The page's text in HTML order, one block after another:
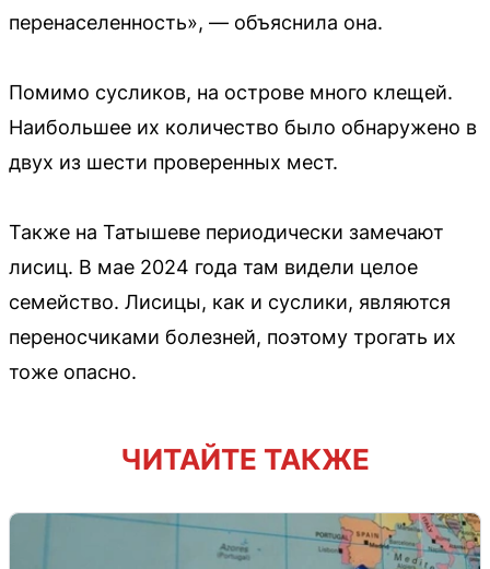
перенаселенность», — объяснила она.
Помимо сусликов, на острове много клещей.
Наибольшее их количество было обнаружено в
двух из шести проверенных мест.
Также на Татышеве периодически замечают
лисиц. В мае 2024 года там видели целое
семейство. Лисицы, как и суслики, являются
переносчиками болезней, поэтому трогать их
тоже опасно.
ЧИТАЙТЕ ТАКЖЕ